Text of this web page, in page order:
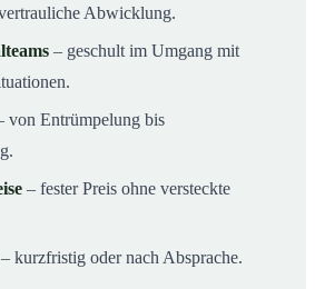
Abwicklung.
– geschult im Umgang mit
von Entrümpelung bis
– fester Preis ohne versteckte
– kurzfristig oder nach Absprache.